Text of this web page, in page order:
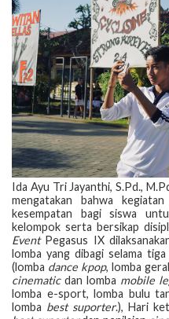
Ida Ayu Tri Jayanthi, S.Pd.,
mengatakan bahwa
kesempatan bagi siswa
kelompok serta bersikap
EventPegasus IX
lomba yang dibagi selama
(lomba dance kpop, lomba
cinematicdan lomba mobile
lomba e-sport, lomba bulu
lomba best suporter.), Hari